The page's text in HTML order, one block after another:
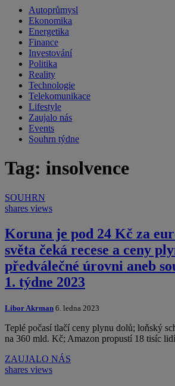
Autoprůmysl
Ekonomika
Energetika
Finance
Investování
Politika
Reality
Technologie
Telekomunikace
Lifestyle
Zaujalo nás
Events
Souhrn týdne
Tag: insolvence
SOUHRN
shares views
Koruna je pod 24 Kč za
světa čeká recese a ceny
předválečné úrovni aneb
1. týdne 2023
Libor Akrman 6. ledna 2023
Teplé počasí tlačí ceny plynu dolů; loňský
na 360 mld. Kč; Amazon propustí 18 tisíc
ZAUJALO NÁS
shares views